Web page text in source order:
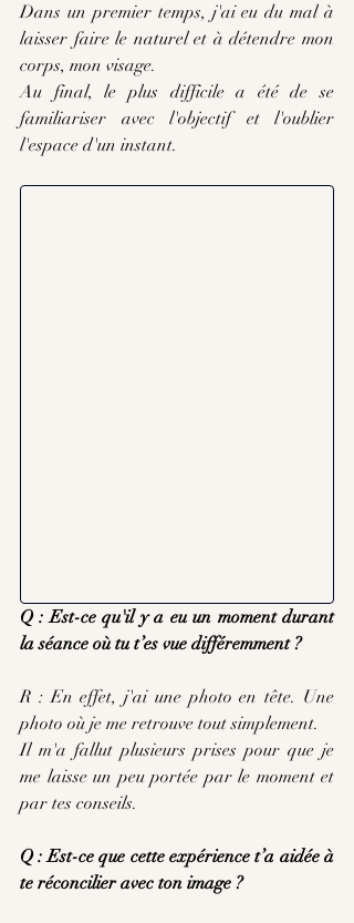
Dans un premier temps, j'ai eu du mal à
laisser faire le naturel et à détendre mon
corps, mon visage.
Au final, le plus difficile a été de se
familiariser avec l'objectif et l'oublier
l'espace d'un instant.
Q : Est-ce qu'il y a eu un moment durant
la séance où tu t’es vue différemment ?
R : En effet, j'ai une photo en tête. Une
photo où je me retrouve tout simplement.
Il m'a fallut plusieurs prises pour que je
me laisse un peu portée par le moment et
par tes conseils.
Q : Est-ce que cette expérience t’a aidée à
te réconcilier avec ton image ?